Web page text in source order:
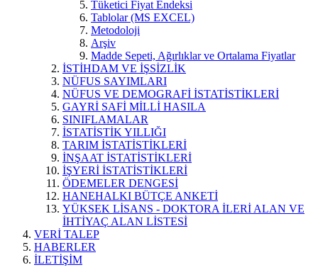
Tüketici Fiyat Endeksi
Tablolar (MS EXCEL)
Metodoloji
Arşiv
Madde Sepeti, Ağırlıklar ve Ortalama Fiyatlar
İSTİHDAM VE İŞSİZLİK
NÜFUS SAYIMLARI
NÜFUS VE DEMOGRAFİ İSTATİSTİKLERİ
GAYRİ SAFİ MİLLİ HASILA
SINIFLAMALAR
İSTATİSTİK YILLIĞI
TARIM İSTATİSTİKLERİ
İNŞAAT İSTATİSTİKLERİ
İŞYERİ İSTATİSTİKLERİ
ÖDEMELER DENGESİ
HANEHALKI BÜTÇE ANKETİ
YÜKSEK LİSANS - DOKTORA İLERİ ALAN VE
İHTİYAÇ ALAN LİSTESİ
VERİ TALEP
HABERLER
İLETİŞİM